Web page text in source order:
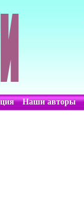
Наши авторы